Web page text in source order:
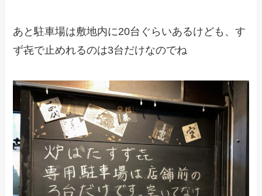
あと駐車場は敷地内に20台ぐらいあるけども、す
ず㐂で止めれるのは3台だけなのでね